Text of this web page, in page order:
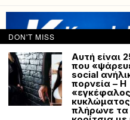
DON'T MISS
Αυτή είναι
που
social
πορνεία – Η
κυκλώματος
πλήρωνε τα